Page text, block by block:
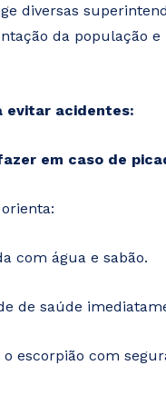
diversas
da população
evitar acidentes:
em caso de
com água e sabão.
de saúde
o escorpião com